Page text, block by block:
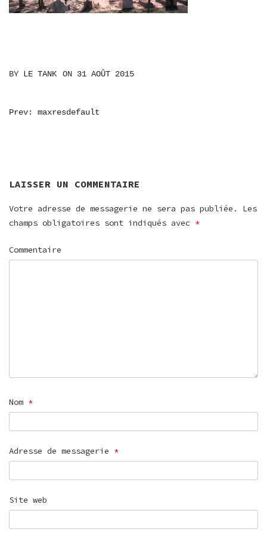
BY LE TANK ON 31 AOÛT 2015
NAVIGATION
Prev: maxresdefault
LAISSER UN COMMENTAIRE
Votre adresse de messagerie ne sera pas publiée.
Les
champs obligatoires sont indiqués avec *
Commentaire
Nom *
Adresse de messagerie *
Site web